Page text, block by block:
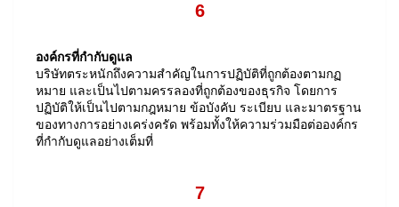
6
องค์กรที่กำกับดูแล
บริษัทตระหนักถึงความสำคัญในการปฏิบัติที่ถูกต้องตามกฏ
หมาย และเป็นไปตามครรลองที่ถูกต้องของธุรกิจ โดยการ
ปฏิบัติให้เป็นไปตามกฎหมาย ข้อบังคับ ระเบียบ และมาตรฐาน
ของทางการอย่างเคร่งครัด พร้อมทั้งให้ความร่วมมือต่อองค์กร
ที่กำกับดูแลอย่างเต็มที่
7